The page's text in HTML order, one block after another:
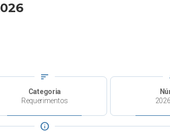
sort
Categoria
Requerimentos
info